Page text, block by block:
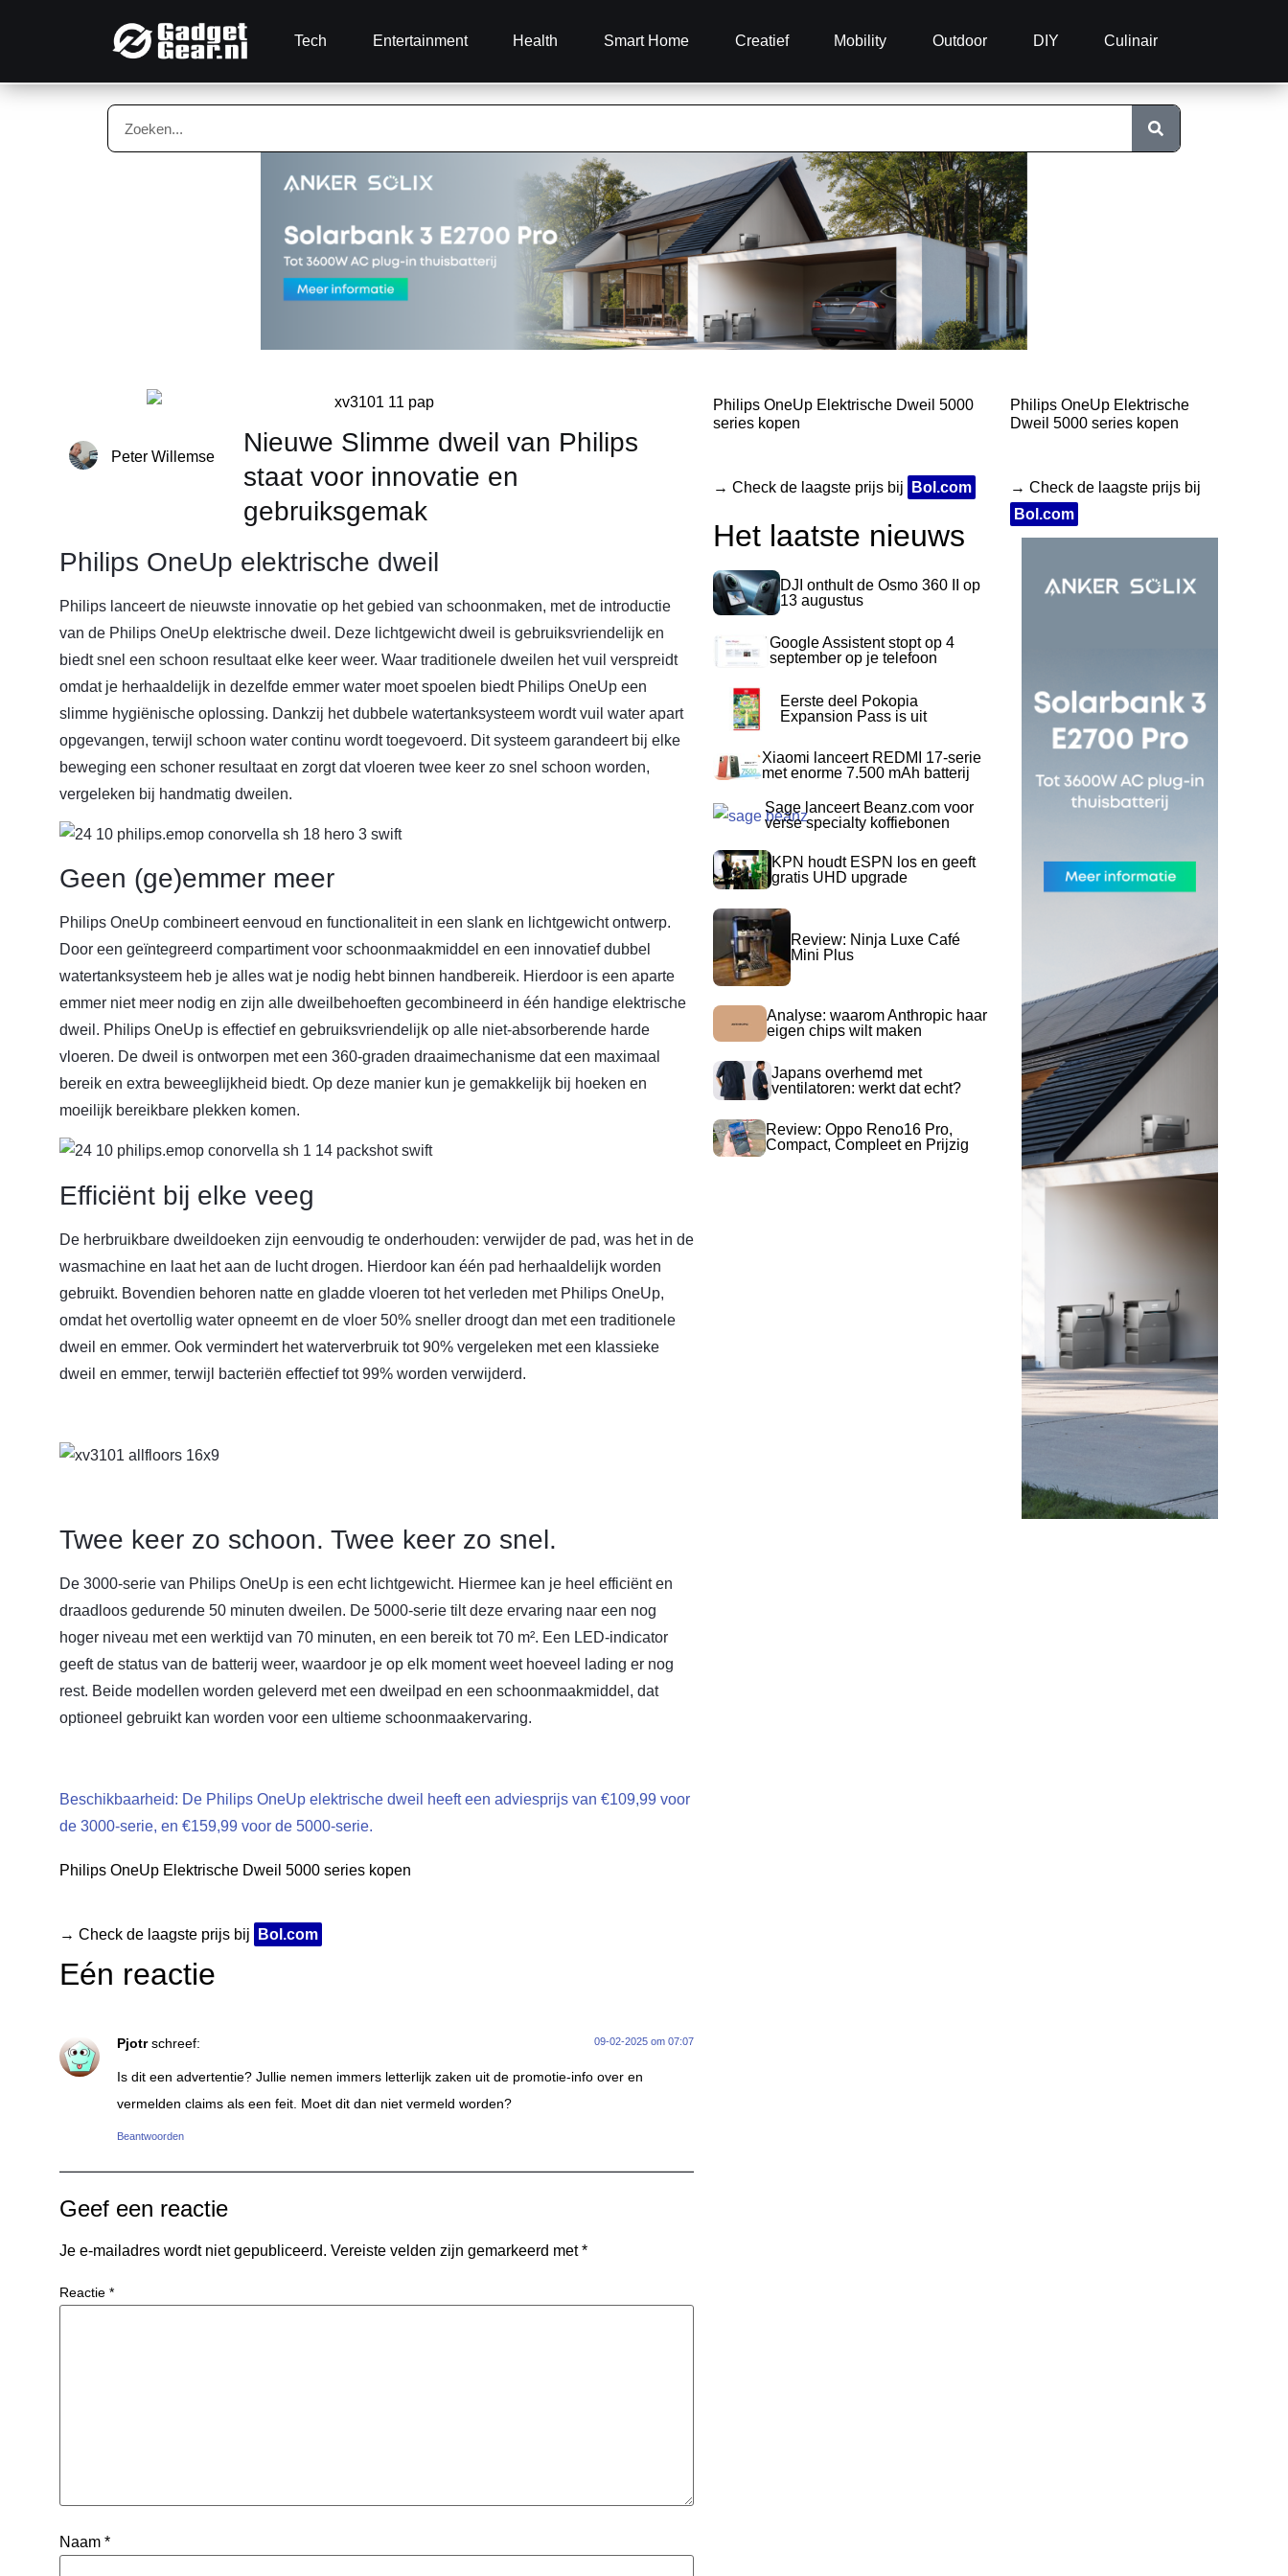
Tech Entertainment Health Smart Home Creatief Mobility Outdoor DIY Culinair
Peter Willemse
Nieuwe Slimme dweil van Philips
staat voor innovatie en
gebruiksgemak
Philips OneUp elektrische dweil
Philips lanceert de nieuwste innovatie op het gebied van schoonmaken, met de introductie
van de Philips OneUp elektrische dweil. Deze lichtgewicht dweil is gebruiksvriendelijk en
biedt snel een schoon resultaat elke keer weer. Waar traditionele dweilen het vuil verspreidt
omdat je herhaaldelijk in dezelfde emmer water moet spoelen biedt Philips OneUp een
slimme hygiënische oplossing. Dankzij het dubbele watertanksysteem wordt vuil water apart
opgevangen, terwijl schoon water continu wordt toegevoerd. Dit systeem garandeert bij elke
beweging een schoner resultaat en zorgt dat vloeren twee keer zo snel schoon worden,
vergeleken bij handmatig dweilen.
Geen (ge)emmer meer
Philips OneUp combineert eenvoud en functionaliteit in een slank en lichtgewicht ontwerp.
Door een geïntegreerd compartiment voor schoonmaakmiddel en een innovatief dubbel
watertanksysteem heb je alles wat je nodig hebt binnen handbereik. Hierdoor is een aparte
emmer niet meer nodig en zijn alle dweilbehoeften gecombineerd in één handige elektrische
dweil. Philips OneUp is effectief en gebruiksvriendelijk op alle niet-absorberende harde
vloeren. De dweil is ontworpen met een 360-graden draaimechanisme dat een maximaal
bereik en extra beweeglijkheid biedt. Op deze manier kun je gemakkelijk bij hoeken en
moeilijk bereikbare plekken komen.
Efficiënt bij elke veeg
De herbruikbare dweildoeken zijn eenvoudig te onderhouden: verwijder de pad, was het in de
wasmachine en laat het aan de lucht drogen. Hierdoor kan één pad herhaaldelijk worden
gebruikt. Bovendien behoren natte en gladde vloeren tot het verleden met Philips OneUp,
omdat het overtollig water opneemt en de vloer 50% sneller droogt dan met een traditionele
dweil en emmer. Ook vermindert het waterverbruik tot 90% vergeleken met een klassieke
dweil en emmer, terwijl bacteriën effectief tot 99% worden verwijderd.
Twee keer zo schoon. Twee keer zo snel.
De 3000-serie van Philips OneUp is een echt lichtgewicht. Hiermee kan je heel efficiënt en
draadloos gedurende 50 minuten dweilen. De 5000-serie tilt deze ervaring naar een nog
hoger niveau met een werktijd van 70 minuten, en een bereik tot 70 m². Een LED-indicator
geeft de status van de batterij weer, waardoor je op elk moment weet hoeveel lading er nog
rest. Beide modellen worden geleverd met een dweilpad en een schoonmaakmiddel, dat
optioneel gebruikt kan worden voor een ultieme schoonmaakervaring.
Beschikbaarheid: De Philips OneUp elektrische dweil heeft een adviesprijs van €109,99 voor
de 3000-serie, en €159,99 voor de 5000-serie.
Philips OneUp Elektrische Dweil 5000 series kopen
→ Check de laagste prijs bij Bol.com
Eén reactie
Pjotr schreef: 09-02-2025 om 07:07
Is dit een advertentie? Jullie nemen immers letterlijk zaken uit de promotie-info over en
vermelden claims als een feit. Moet dit dan niet vermeld worden?
Beantwoorden
Geef een reactie
Je e-mailadres wordt niet gepubliceerd. Vereiste velden zijn gemarkeerd met*
Reactie *
Naam *
Philips OneUp Elektrische Dweil 5000
series kopen
→ Check de laagste prijs bij Bol.com
Het laatste nieuws
DJI onthult de Osmo 360 II op
13 augustus
Google Assistent stopt op 4
september op je telefoon
Eerste deel Pokopia
Expansion Pass is uit
Xiaomi lanceert REDMI 17-serie
met enorme 7.500 mAh batterij
Sage lanceert Beanz.com voor
verse specialty koffiebonen
KPN houdt ESPN los en geeft
gratis UHD upgrade
Review: Ninja Luxe Café
Mini Plus
Analyse: waarom Anthropic haar
eigen chips wilt maken
Japans overhemd met
ventilatoren: werkt dat echt?
Review: Oppo Reno16 Pro,
Compact, Compleet en Prijzig
Philips OneUp Elektrische
Dweil 5000 series kopen
→ Check de laagste prijs bij
Bol.com